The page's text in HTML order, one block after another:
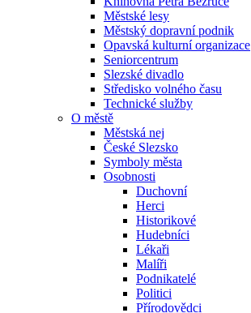
Městské lesy
Městský dopravní podnik
Opavská kulturní organizace
Seniorcentrum
Slezské divadlo
Středisko volného času
Technické služby
O městě
Městská nej
České Slezsko
Symboly města
Osobnosti
Duchovní
Herci
Historikové
Hudebníci
Lékaři
Malíři
Podnikatelé
Politici
Přírodovědci